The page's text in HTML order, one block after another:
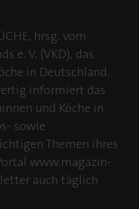
hrsg. vom
e. V. (VKD), das
in Deutschland.
informiert das
und Köche in
sowie
Themen ihres
www.magazin-
auch täglich